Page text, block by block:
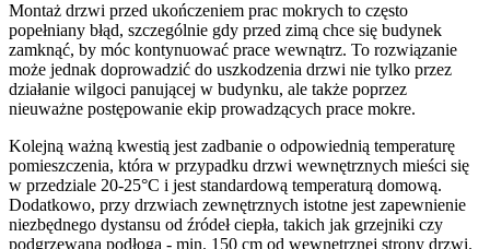
Montaż drzwi przed ukończeniem prac mokrych to często
popełniany błąd, szczególnie gdy przed zimą chce się budynek
zamknąć, by móc kontynuować prace wewnątrz. To rozwiązanie
może jednak doprowadzić do uszkodzenia drzwi nie tylko przez
działanie wilgoci panującej w budynku, ale także poprzez
nieuważne postępowanie ekip prowadzących prace mokre.
Kolejną ważną kwestią jest zadbanie o odpowiednią temperaturę
pomieszczenia, która w przypadku drzwi wewnętrznych mieści się
w przedziale 20-25°C i jest standardową temperaturą domową.
Dodatkowo, przy drzwiach zewnętrznych istotne jest zapewnienie
niezbędnego dystansu od źródeł ciepła, takich jak grzejniki czy
podgrzewana podłoga - min. 150 cm od wewnętrznej strony drzwi.